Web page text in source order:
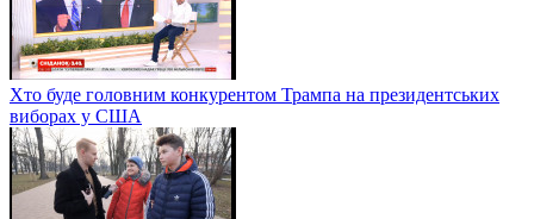
Хто буде головним конкурентом Трампа на президентських
виборах у США